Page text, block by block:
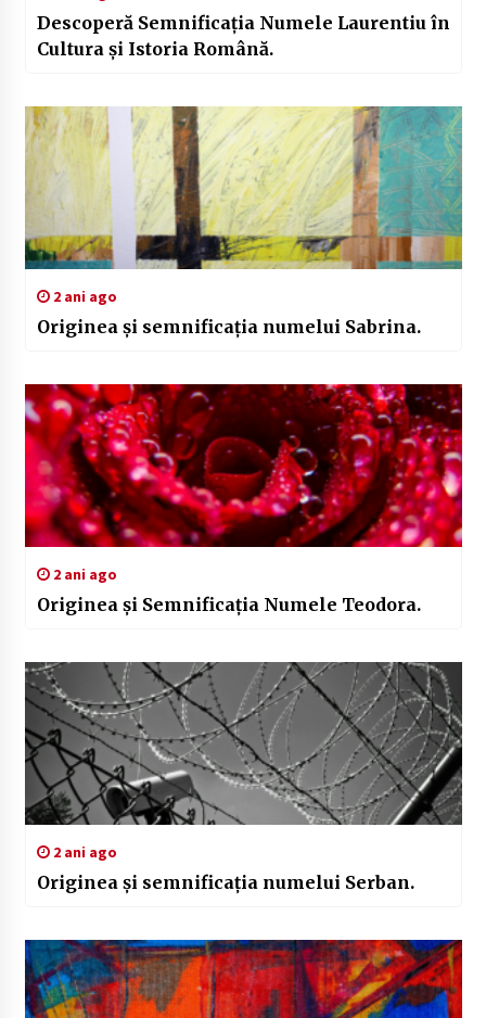
Descoperă Semnificația Numele Laurentiu în
Cultura și Istoria Română.
2 ani ago
Originea și semnificația numelui Sabrina.
2 ani ago
Originea și Semnificația Numele Teodora.
2 ani ago
Originea și semnificația numelui Serban.